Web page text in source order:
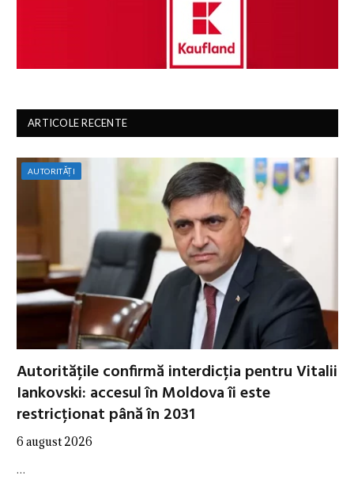
ARTICOLE RECENTE
AUTORITĂȚI
Autoritățile confirmă interdicția pentru Vitalii
Iankovski: accesul în Moldova îi este
restricționat până în 2031
6 august 2026
…